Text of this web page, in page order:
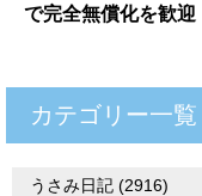
で完全無償化を歓迎
カテゴリー一覧
うさみ日記 (2916)